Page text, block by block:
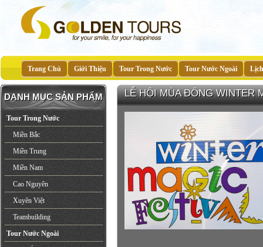
Trang Chủ Giới Thiệu Tour Trong Nước Tour Nước Ngoài
DANH MỤC SẢN PHẨM
Tour Trong Nước
Miền Bắc
Miền Trung
Miền Nam
Cao Nguyên
Xuyên Việt
Teambuilding
Tour Nước Ngoài
LỄ HỘI MÙA ĐÔNG WINTER